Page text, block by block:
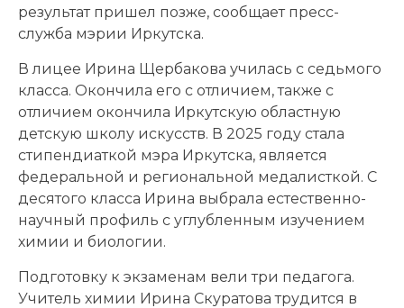
результат пришел позже, сообщает пресс-
служба мэрии Иркутска.
В лицее Ирина Щербакова училась с седьмого
класса. Окончила его с отличием, также с
отличием окончила Иркутскую областную
детскую школу искусств. В 2025 году стала
стипендиаткой мэра Иркутска, является
федеральной и региональной медалисткой. С
десятого класса Ирина выбрала естественно-
научный профиль с углубленным изучением
химии и биологии.
Подготовку к экзаменам вели три педагога.
Учитель химии Ирина Скуратова трудится в